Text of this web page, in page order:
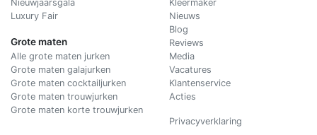
Nieuwjaarsgala
Luxury Fair
Grote maten
Alle grote maten jurken
Grote maten galajurken
Grote maten cocktailjurken
Grote maten trouwjurken
Grote maten korte trouwjurken
Kleermaker
Nieuws
Blog
Reviews
Media
Vacatures
Klantenservice
Acties
Privacyverklaring